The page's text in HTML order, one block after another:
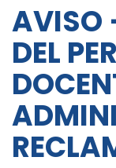
AVISO
DEL